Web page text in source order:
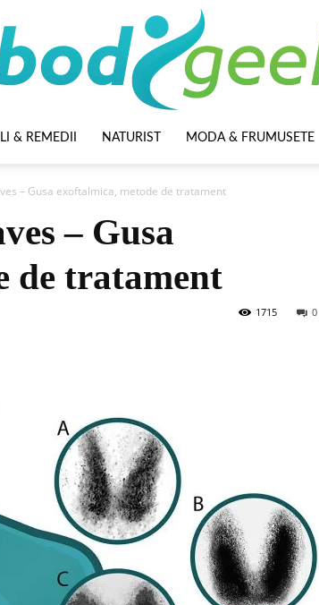
& REMEDII NATURIST MODA & FRUMUSETE
– Gusa exoftalmica, metode de tratament
– Gusa
de tratament
0
1715